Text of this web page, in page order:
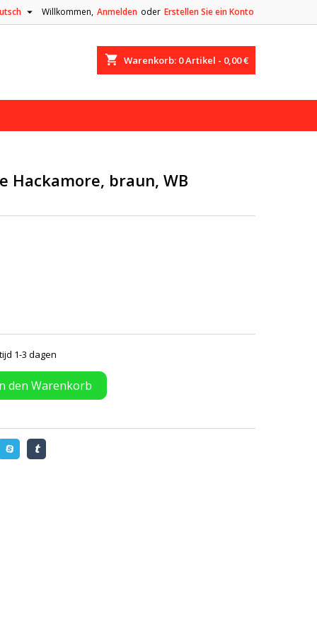
Willkommen, Anmelden oder Erstellen Sie ein Konto

shopping_cart Warenkorb: 0Artikel - 0,00 €
Hackamore, braun, WB
1-3 dagen
den Warenkorb